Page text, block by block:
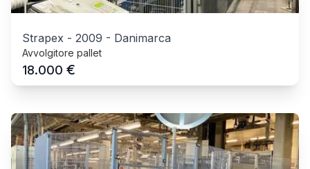
Strapex - 2009 - Danimarca
Avvolgitore pallet
18.000 €